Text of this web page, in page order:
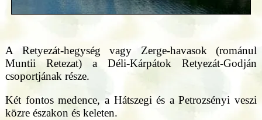
A Retyezát-hegység vagy Zerge-havasok (románul
Muntii Retezat) a Déli-Kárpátok Retyezát-Godján
csoportjának része.
Két fontos medence, a Hátszegi és a Petrozsényi veszi
közre északon és keleten.